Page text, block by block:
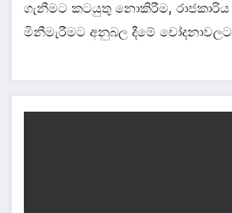
ගැනීමට කටයුතු නොකිරීම, රාජකාරිය
මිනීමැරීමට අනුබල දීමේ